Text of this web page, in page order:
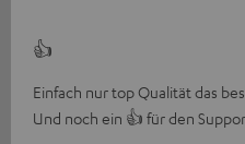
👍
Einfach nur top Qualität das
Und noch ein 👍 für den